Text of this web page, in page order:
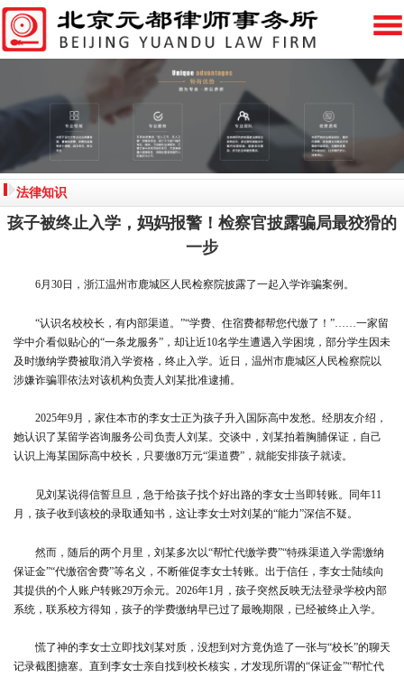
法律知识
孩子被终止入学，妈妈报警！检察官披露骗局最狡猾的
一步
6月30日， 浙江温州市鹿城区人民检察院披露了一起入学诈骗案例。
“认识名校校长，有内部渠道。”“学费、住宿费都帮您代缴了！”……一家留
学中介看似贴心的“一条龙服务”，却让近10名学生遭遇入学困境，部分学生因未
及时缴纳学费被取消入学资格，终止入学。近日，温州市鹿城区人民检察院以
涉嫌诈骗罪依法对该机构负责人刘某批准逮捕。
2025年9月，家住本市的李女士正为孩子升入国际高中发愁。经朋友介绍，
她认识了某留学咨询服务公司负责人刘某。交谈中，刘某拍着胸脯保证，自己
认识上海某国际高中校长，只要缴8万元“渠道费”，就能安排孩子就读。
见刘某说得信誓旦旦，急于给孩子找个好出路的李女士当即转账。同年11
月，孩子收到该校的录取通知书，这让李女士对刘某的“能力”深信不疑。
然而，随后的两个月里，刘某多次以“帮忙代缴学费”“特殊渠道入学需缴纳
保证金”“代缴宿舍费”等名义，不断催促李女士转账。出于信任， 李女士陆续向
其提供的个人账户转账29万余元。 2026年1月，孩子突然反映无法登录学校内部
系统，联系校方得知，孩子的学费缴纳早已过了最晚期限，已经被终止入学。
慌了神的李女士立即找刘某对质， 没想到对方竟伪造了一张与“校长”的聊天
记录截图搪塞。 直到李女士亲自找到校长核实， 才发现所谓的“保证金”“帮忙代